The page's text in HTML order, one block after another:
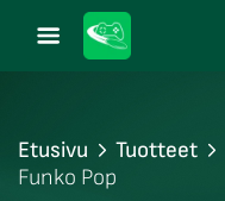
Etusivu Tuotteet
Funko Pop